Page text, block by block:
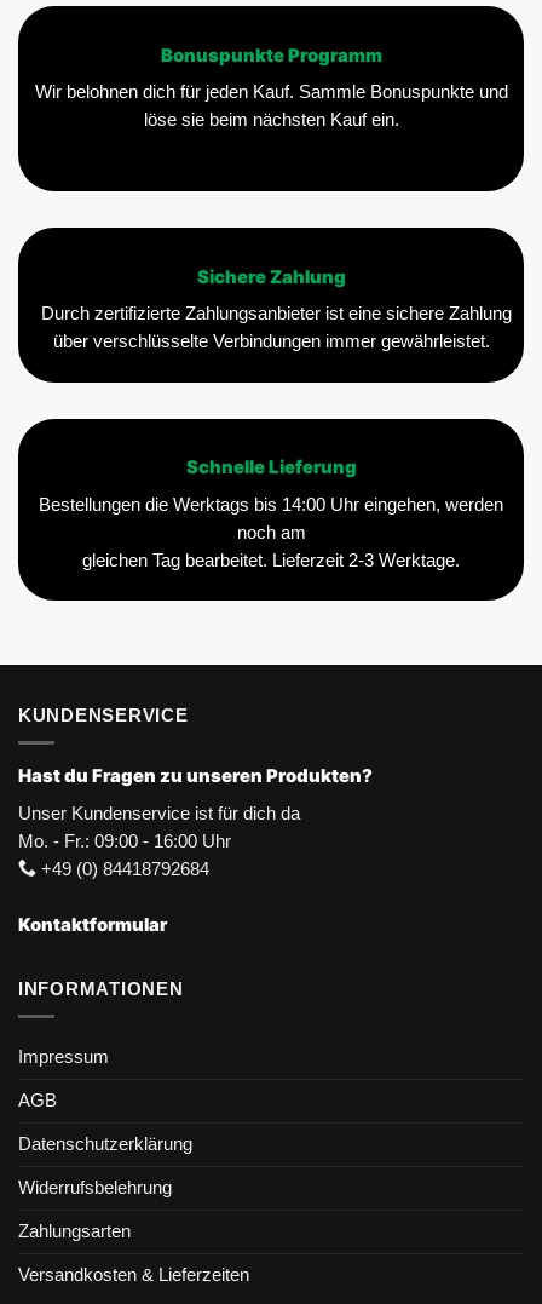
Bonuspunkte Programm
Wir belohnen dich für jeden Kauf. Sammle Bonuspunkte und
löse sie beim nächsten Kauf ein.
Sichere Zahlung
Durch zertifizierte Zahlungsanbieter ist eine sichere Zahlung
über verschlüsselte Verbindungen immer gewährleistet.
Schnelle Lieferung
Bestellungen die Werktags bis 14:00 Uhr eingehen, werden
noch am
gleichen Tag bearbeitet. Lieferzeit 2-3 Werktage.
KUNDENSERVICE
Hast du Fragen zu unseren Produkten?
Unser Kundenservice ist für dich da
Mo. - Fr.: 09:00 - 16:00 Uhr
+49 (0) 84418792684
Kontaktformular
INFORMATIONEN
Impressum
AGB
Datenschutzerklärung
Widerrufsbelehrung
Zahlungsarten
Versandkosten & Lieferzeiten